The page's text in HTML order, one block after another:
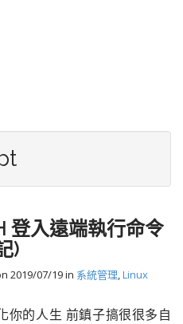
登入遠端執行命令
)
2019/07/19in 系統管理,Linux
你的人生 前鎮子搞很很多自